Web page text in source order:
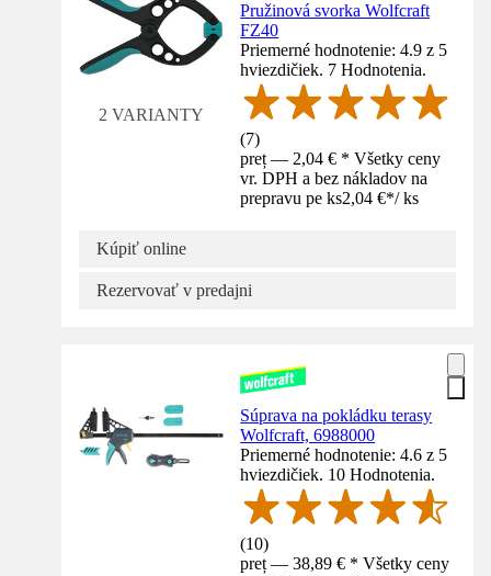
2 VARIANTY
Pružinová svorka Wolfcraft
FZ40
Priemerné hodnotenie: 4.9 z 5
hviezdičiek. 7 Hodnotenia.
(7)
preț — 2,04 € * Všetky ceny
vr. DPH a bez nákladov na
prepravu pe ks2,04 €*/ ks
Kúpiť online
Rezervovať v predajni
Súprava na pokládku terasy
Wolfcraft, 6988000
Priemerné hodnotenie: 4.6 z 5
hviezdičiek. 10 Hodnotenia.
(10)
preț — 38,89 € * Všetky ceny